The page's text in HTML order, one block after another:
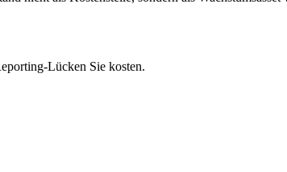
Lücken Sie kosten.